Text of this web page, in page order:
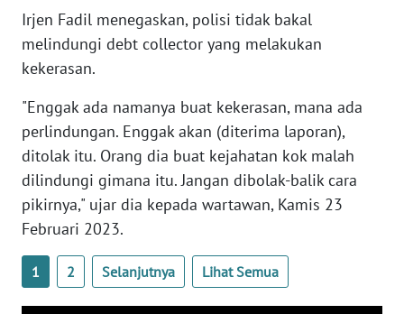
Irjen Fadil menegaskan, polisi tidak bakal
melindungi debt collector yang melakukan
kekerasan.
"Enggak ada namanya buat kekerasan, mana ada
perlindungan. Enggak akan (diterima laporan),
ditolak itu. Orang dia buat kejahatan kok malah
dilindungi gimana itu. Jangan dibolak-balik cara
pikirnya," ujar dia kepada wartawan, Kamis 23
Februari 2023.
1 2 Selanjutnya Lihat Semua
KEPRI
WN
WN
PAPUA
BARAT